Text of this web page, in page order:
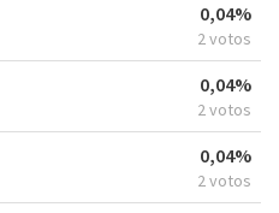
0,04%
2 votos
0,04%
2 votos
0,04%
2 votos